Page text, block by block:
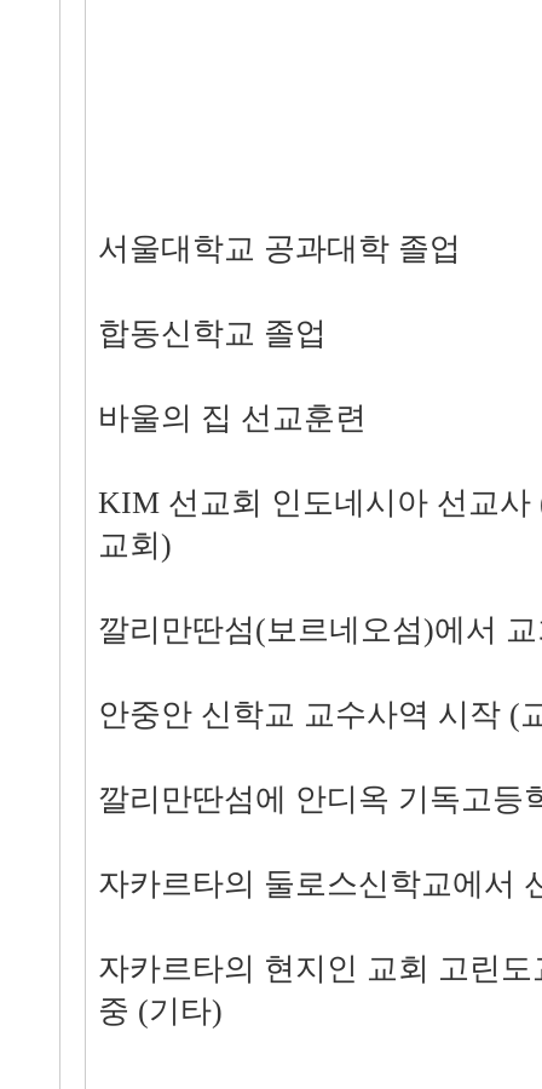
서울대학교 공과대학 졸업
합동신학교 졸업
바울의 집 선교훈련
KIM 선교회 인도네시아 선교사
교회)
깔리만딴섬(보르네오섬)에서
안중안 신학교 교수사역 시작 (
깔리만딴섬에 안디옥 기독고등
자카르타의 둘로스신학교에서
자카르타의 현지인 교회 고린
중 (기타)